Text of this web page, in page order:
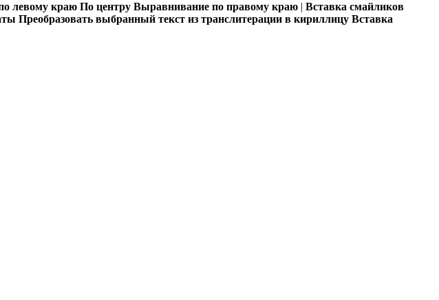
левому краю По центру Выравнивание по правому краю | Вставка смайликов
Преобразовать выбранный текст из транслитерации в кириллицу Вставка